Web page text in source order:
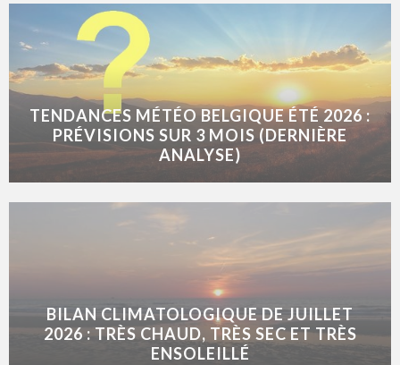
TENDANCES MÉTÉO BELGIQUE ÉTÉ 2026 :
PRÉVISIONS SUR 3 MOIS (DERNIÈRE
ANALYSE)
BILAN CLIMATOLOGIQUE DE JUILLET
2026 : TRÈS CHAUD, TRÈS SEC ET TRÈS
ENSOLEILLÉ